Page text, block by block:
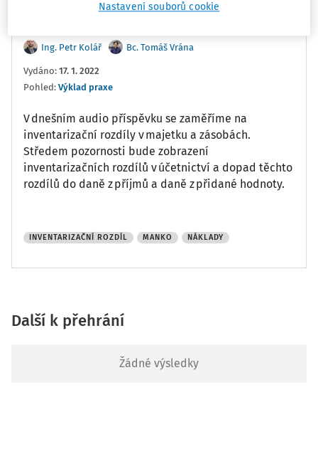
Přepis
Ing. Petr Kolář Bc. Tomáš Vrána
Vydáno: 17. 1. 2022
Pohled: Výklad praxe
V dnešním audio příspěvku se zaměříme na
inventarizační rozdíly v majetku a zásobách.
Středem pozornosti bude zobrazení
inventarizačních rozdílů v účetnictví a dopad těchto
rozdílů do daně z příjmů a daně z přidané hodnoty.
INVENTARIZAČNÍ ROZDÍL MANKO NÁKLADY
Další k přehrání
Žádné výsledky
Nastavení souborů cookie